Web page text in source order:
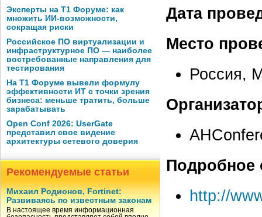
Эксперты на Т1 Форуме: как
множить ИИ-возможности,
сокращая риски
Российское ПО виртуализации и
инфраструктурное ПО — наиболее
востребованные направления для
тестирования
На Т1 Форуме вывели формулу
эффективности ИТ с точки зрения
бизнеса: меньше тратить, больше
зарабатывать
Open Conf 2026: UserGate
представил свое видение
архитектуры сетевого доверия
Рекомендуемые статьи
Михаил Родионов, Fortinet:
Развиваясь по известным законам
В настоящее время информационная
Дата
Место
Россия,
Подробное
http://